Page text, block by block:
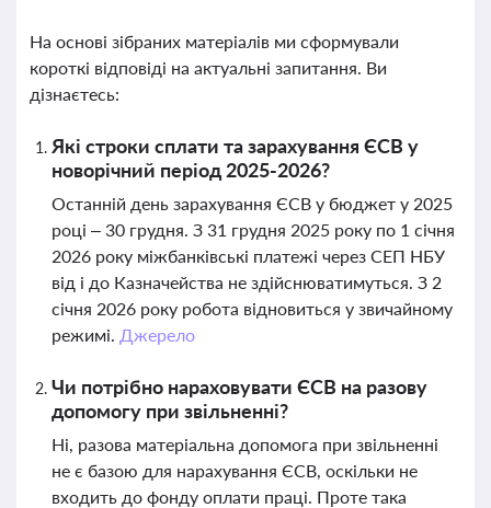
На основі зібраних матеріалів ми сформували
короткі відповіді на актуальні запитання. Ви
дізнаєтесь:
Які строки сплати та зарахування ЄСВ у
новорічний період 2025-2026?
Останній день зарахування ЄСВ у бюджет у 2025
році – 30 грудня. З 31 грудня 2025 року по 1 січня
2026 року міжбанківські платежі через СЕП НБУ
від і до Казначейства не здійснюватимуться. З 2
січня 2026 року робота відновиться у звичайному
режимі. Джерело
Чи потрібно нараховувати ЄСВ на разову
допомогу при звільненні?
Ні, разова матеріальна допомога при звільненні
не є базою для нарахування ЄСВ, оскільки не
входить до фонду оплати праці. Проте така